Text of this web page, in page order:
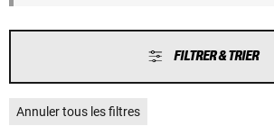
FILTRER & TRIER
Annuler tous les filtres